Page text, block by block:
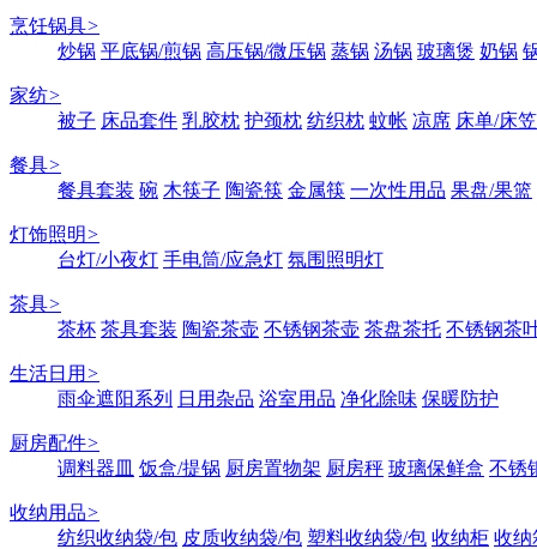
烹饪锅具>
炒锅 平底锅/煎锅 高压锅/微压锅 蒸锅 汤锅 玻璃煲 奶锅
家纺>
被子 床品套件 乳胶枕 护颈枕 纺织枕 蚊帐 凉席 床单/床笠
餐具>
餐具套装 碗 木筷子 陶瓷筷 金属筷 一次性用品 果盘/果篮
灯饰照明>
台灯/小夜灯 手电筒/应急灯 氛围照明灯
茶具>
茶杯 茶具套装 陶瓷茶壶 不锈钢茶壶 茶盘茶托 不锈钢茶
生活日用 >
雨伞遮阳系列
日用杂品 浴室用品 净化除味 保暖防护
厨房配件>
调料器皿 饭盒/提锅 厨房置物架 厨房秤 玻璃保鲜盒 不锈
收纳用品>
纺织收纳袋/包 皮质收纳袋/包 塑料收纳袋/包 收纳柜 收纳